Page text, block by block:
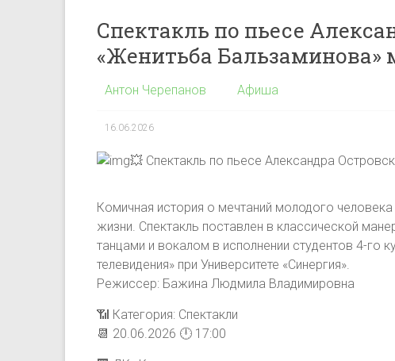
округа
Чехов
Спектакль по пьесе
«Женитьба Бальзаминова»
Антон Черепанов Афиша
16.06.2026
💥 Спектакль по пьесе Александра
Комичная история о мечтаний молодого
жизни. Спектакль поставлен в классической
танцами и вокалом в исполнении студентов 4-го
телевидения» при Университете «Синергия».
Режиссер: Бажина Людмила Владимировна
📶 Категория: Спектакли
📆 20.06.2026 🕛 17:00